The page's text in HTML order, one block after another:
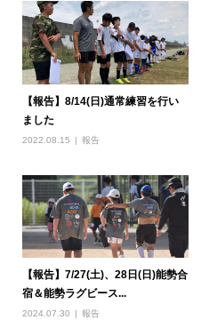
【報告】8/14(日)通常練習を行い
ました
2022.08.15 報告
【報告】7/27(土)、28日(日)能勢合
宿＆能勢ラグビース...
2024.07.30 報告